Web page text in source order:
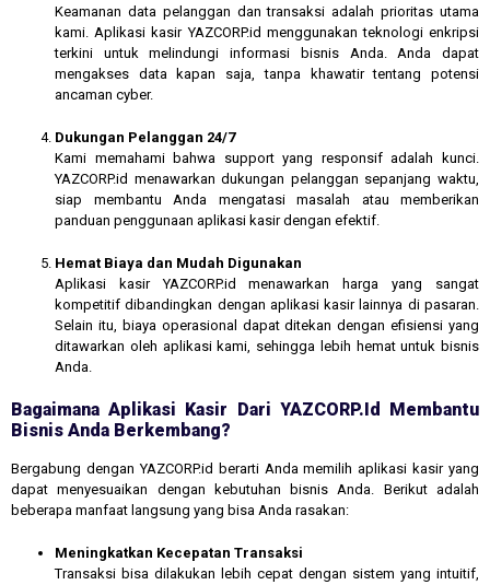
Keamanan data pelanggan dan transaksi adalah prioritas utama
kami. Aplikasi kasir YAZCORP.id menggunakan teknologi enkripsi
terkini untuk melindungi informasi bisnis Anda. Anda dapat
mengakses data kapan saja, tanpa khawatir tentang potensi
ancaman cyber.
Dukungan Pelanggan 24/7
Kami memahami bahwa support yang responsif adalah kunci.
YAZCORP.id menawarkan dukungan pelanggan sepanjang waktu,
siap membantu Anda mengatasi masalah atau memberikan
panduan penggunaan aplikasi kasir dengan efektif.
Hemat Biaya dan Mudah Digunakan
Aplikasi kasir YAZCORP.id menawarkan harga yang sangat
kompetitif dibandingkan dengan aplikasi kasir lainnya di pasaran.
Selain itu, biaya operasional dapat ditekan dengan efisiensi yang
ditawarkan oleh aplikasi kami, sehingga lebih hemat untuk bisnis
Anda.
Bagaimana Aplikasi Kasir Dari YAZCORP.id Membantu
Bisnis Anda Berkembang?
Bergabung dengan YAZCORP.id berarti Anda memilih aplikasi kasir yang
dapat menyesuaikan dengan kebutuhan bisnis Anda. Berikut adalah
beberapa manfaat langsung yang bisa Anda rasakan:
Meningkatkan Kecepatan Transaksi
Transaksi bisa dilakukan lebih cepat dengan sistem yang intuitif,